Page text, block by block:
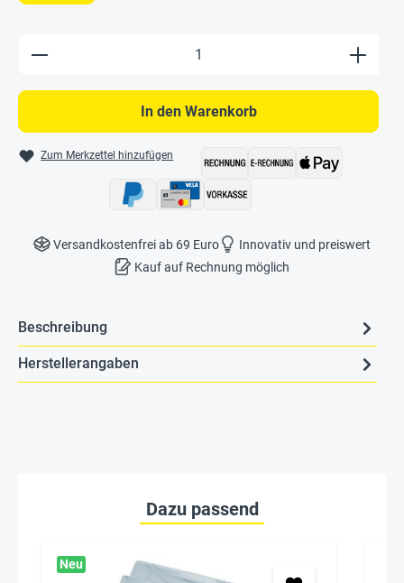
Produkt Anzahl: Gib den gewünschten
In den Warenkorb
Zum Merkzettel hinzufügen
Versandkostenfrei ab 69 Euro
Innovativ und preiswert
Kauf auf Rechnung möglich
Beschreibung
Herstellerangaben
Dazu passend
Neu